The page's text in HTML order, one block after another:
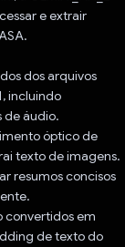
e extrair
dos arquivos
incluindo
de áudio.
óptico de
texto de imagens.
resumos concisos
convertidos em
de texto do